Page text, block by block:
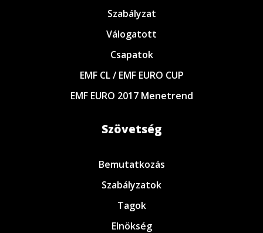
Szabályzat
Válogatott
Csapatok
EMF CL / EMF EURO CUP
EMF EURO 2017 Menetrend
Szövetség
Bemutatkozás
Szabályzatok
Tagok
Elnökség